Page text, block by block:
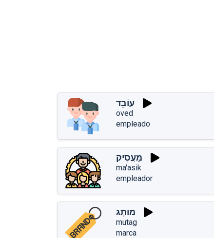
עוֹבֵד
oved
empleado
מַעֲסִיק
ma'asik
empleador
מוּתָג
mutag
marca